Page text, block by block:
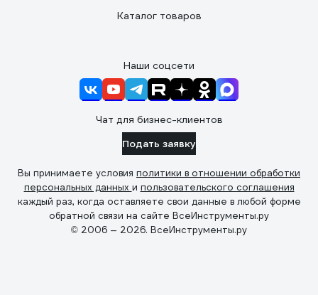
Каталог товаров
Наши соцсети
Чат для бизнес-клиентов
Подать заявку
Вы принимаете условия политики в отношении обработки
персональных данных и пользовательского соглашения
каждый раз, когда оставляете свои данные в любой форме
обратной связи на сайте ВсеИнструменты.ру
© 2006 — 2026. ВсеИнструменты.ру